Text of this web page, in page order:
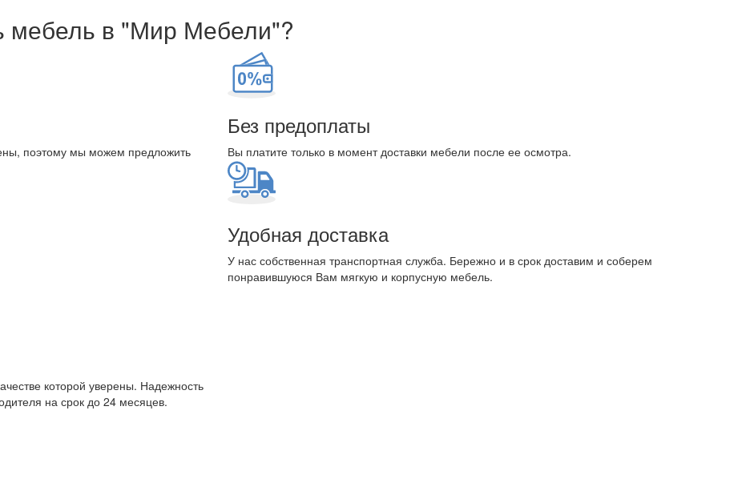
мебель в "Мир Мебели"?
поэтому мы можем предложить
Без предоплаты
Вы платите только в момент доставки мебели после ее осмотра.
Удобная доставка
У нас собственная транспортная служба. Бережно и в срок доставим и соберем
понравившуюся Вам мягкую и корпусную мебель.
которой уверены. Надежность
на срок до 24 месяцев.